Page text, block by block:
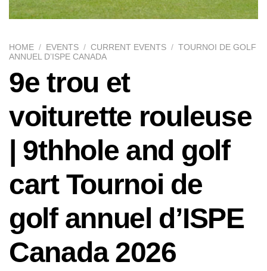
HOME / EVENTS / CURRENT EVENTS / TOURNOI DE GOLF
ANNUEL D’ISPE CANADA
9e trou et
voiturette rouleuse
| 9thhole and golf
cart Tournoi de
golf annuel d’ISPE
Canada 2026